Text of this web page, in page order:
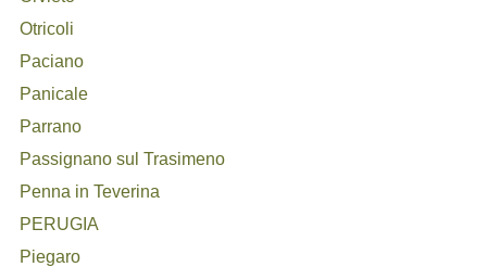
Otricoli
Paciano
Panicale
Parrano
Passignano sul Trasimeno
Penna in Teverina
PERUGIA
Piegaro